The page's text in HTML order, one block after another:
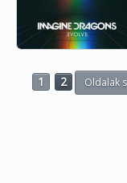
1 2 Oldalak